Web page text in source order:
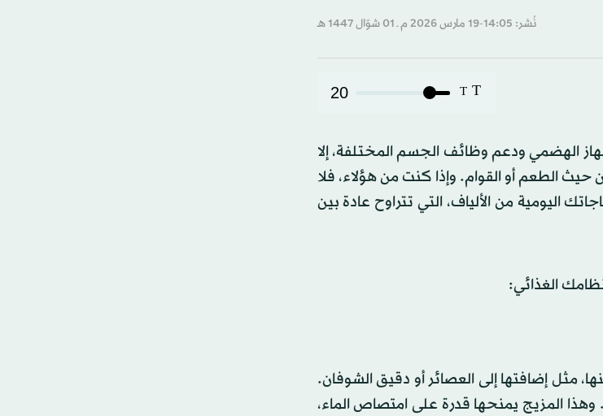
نُشر: 14:05-19 مارس 2026 م ـ 01 شوّال 1447 هـ
T
T
20
الهضمي ودعم وظائف الجسم المختلفة، إلا
حيث الطعم أو القوام. وإذا كنت من هؤلاء، فلا
اليومية من الألياف، التي تتراوح عادة بين
الغذائي:
مثل إضافتها إلى العصائر أو دقيق الشوفان.
وهذا المزيج يمنحها قدرة على امتصاص الماء،